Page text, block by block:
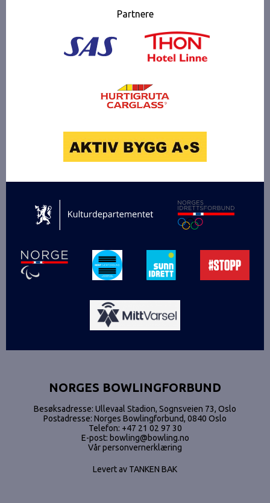
Partnere
NORGES BOWLINGFORBUND
Besøksadresse: Ullevaal Stadion, Sognsveien 73, Oslo
Postadresse: Norges Bowlingforbund, 0840 Oslo
Telefon: +47 21 02 97 30
E-post: bowling@bowling.no
Vår personvernerklæring
Levert av TANKEN BAK